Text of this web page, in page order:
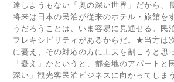
達しようもない「奥の深い世界」だから、
将来は日本の民泊が従来のホテル・旅館を
うだろうことは、いま容易に見通せる。民
フレキシビリティがあるからだ。★当方は
に憂え、その対応の方に工夫を割こうと思
「憂え」かというと、都会地のアパートと
深い」観光客民泊ビジネスに向かってしま